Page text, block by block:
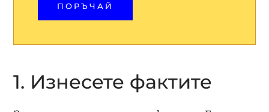
ПОРЪЧАЙ
1. Изнесете фактите